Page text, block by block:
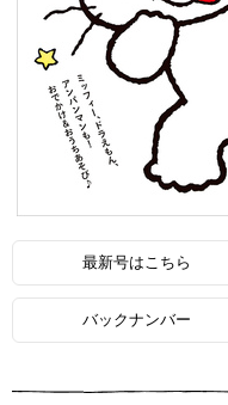
最新号はこちら
バックナンバー